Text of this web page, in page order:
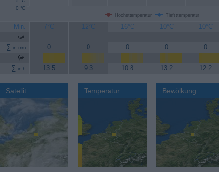
Höchsttemperatur Tiefsttemperatur
0 °C
Min. 7°C 12°C 16°C 10°C 10°C
∑ in mm 0 0 0 0 0
∑ in h 13.5 9.3 10.8 13.2 12.2
Satellit Temperatur Bewölkung